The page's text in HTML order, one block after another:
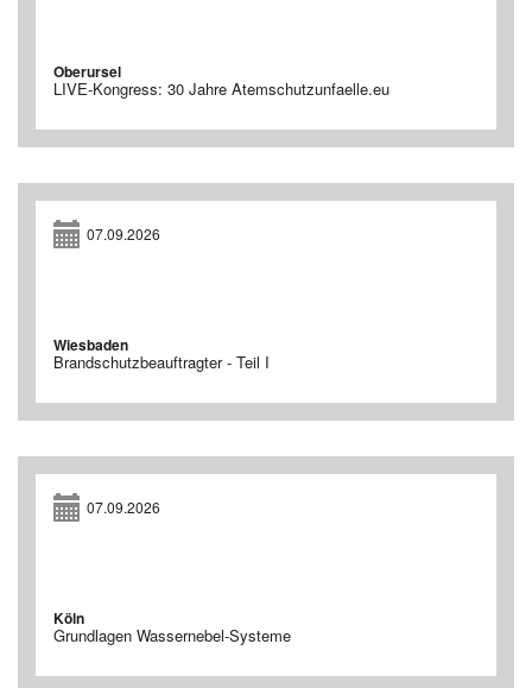
Oberursel
LIVE-Kongress: 30 Jahre Atemschutzunfaelle.eu
07.09.2026
Wiesbaden
Brandschutzbeauftragter - Teil I
07.09.2026
Köln
Grundlagen Wassernebel-Systeme